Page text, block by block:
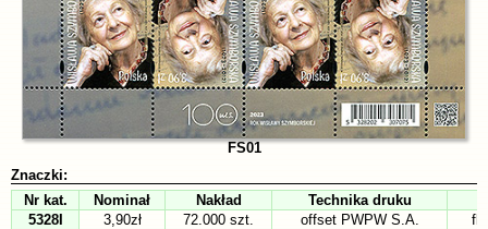
FS01
Znaczki:
Nr kat.
Nominał Nakład
Technika druku
5328I
3,90zł 72.000 szt. offset PWPW S.A.